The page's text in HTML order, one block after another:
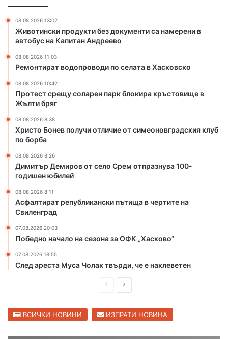
о
а
р
н
п
а
р
к
л
о
к
и
р
а
ъ
т
о
в
и
ъ
т
08.08.2026 13:02
Животински продукти без документи са намерени в
автобус на Капитан Андреево
08.08.2026 11:03
Ремонтират водопроводи по селата в Хасковско
08.08.2026 10:42
Протест срещу соларен парк блокира кръстовище в
Жълти бряг
08.08.2026 8:38
Христо Бонев получи отличие от симеоновградския клуб
по борба
08.08.2026 8:26
Димитър Демиров от село Срем отпразнува 100-
годишен юбилей
08.08.2026 8:11
Асфалтират републикански пътища в чертите на
Свиленград
07.08.2026 20:03
Победно начало на сезона за ОФК „Хасково“
07.08.2026 18:55
След ареста Муса Чолак твърди, че е наклеветен
е
е
ВСИЧКИ НОВИНИ ИЗПРАТИ НОВИНА